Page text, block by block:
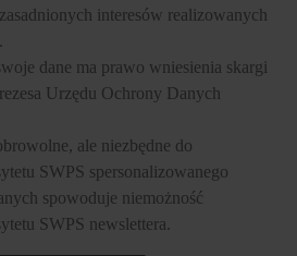
interesów realizowanych
dane ma prawo wniesienia skargi
Urzędu Ochrony Danych
ale niezbędne do
SWPS spersonalizowanego
spowoduje niemożność
SWPS newslettera.